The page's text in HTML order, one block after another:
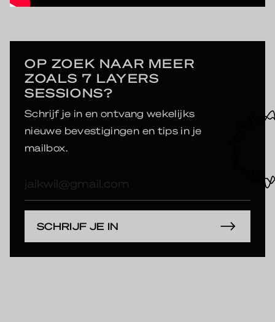
OP ZOEK NAAR MEER
ZOALS 7 LAYERS
SESSIONS?
Schrijf je in en ontvang wekelijks
nieuwe bevestigingen en tips in je
mailbox.
mailadres
SCHRIJF JE IN